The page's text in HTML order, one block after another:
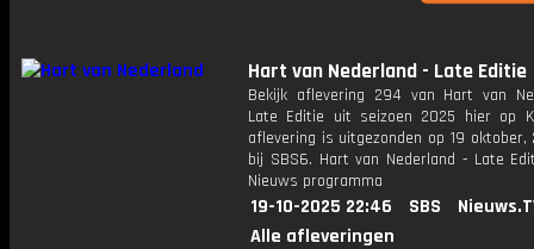
Hart van Nederland - Late Editie
Bekijk aflevering 294 van Hart van
Late Editie uit seizoen 2025 hier op
aflevering is uitgezonden op 19 oktober,
bij SBS6. Hart van Nederland - Late
Nieuws programma
19-10-2025 22:46 SBS
Alle afleveringen